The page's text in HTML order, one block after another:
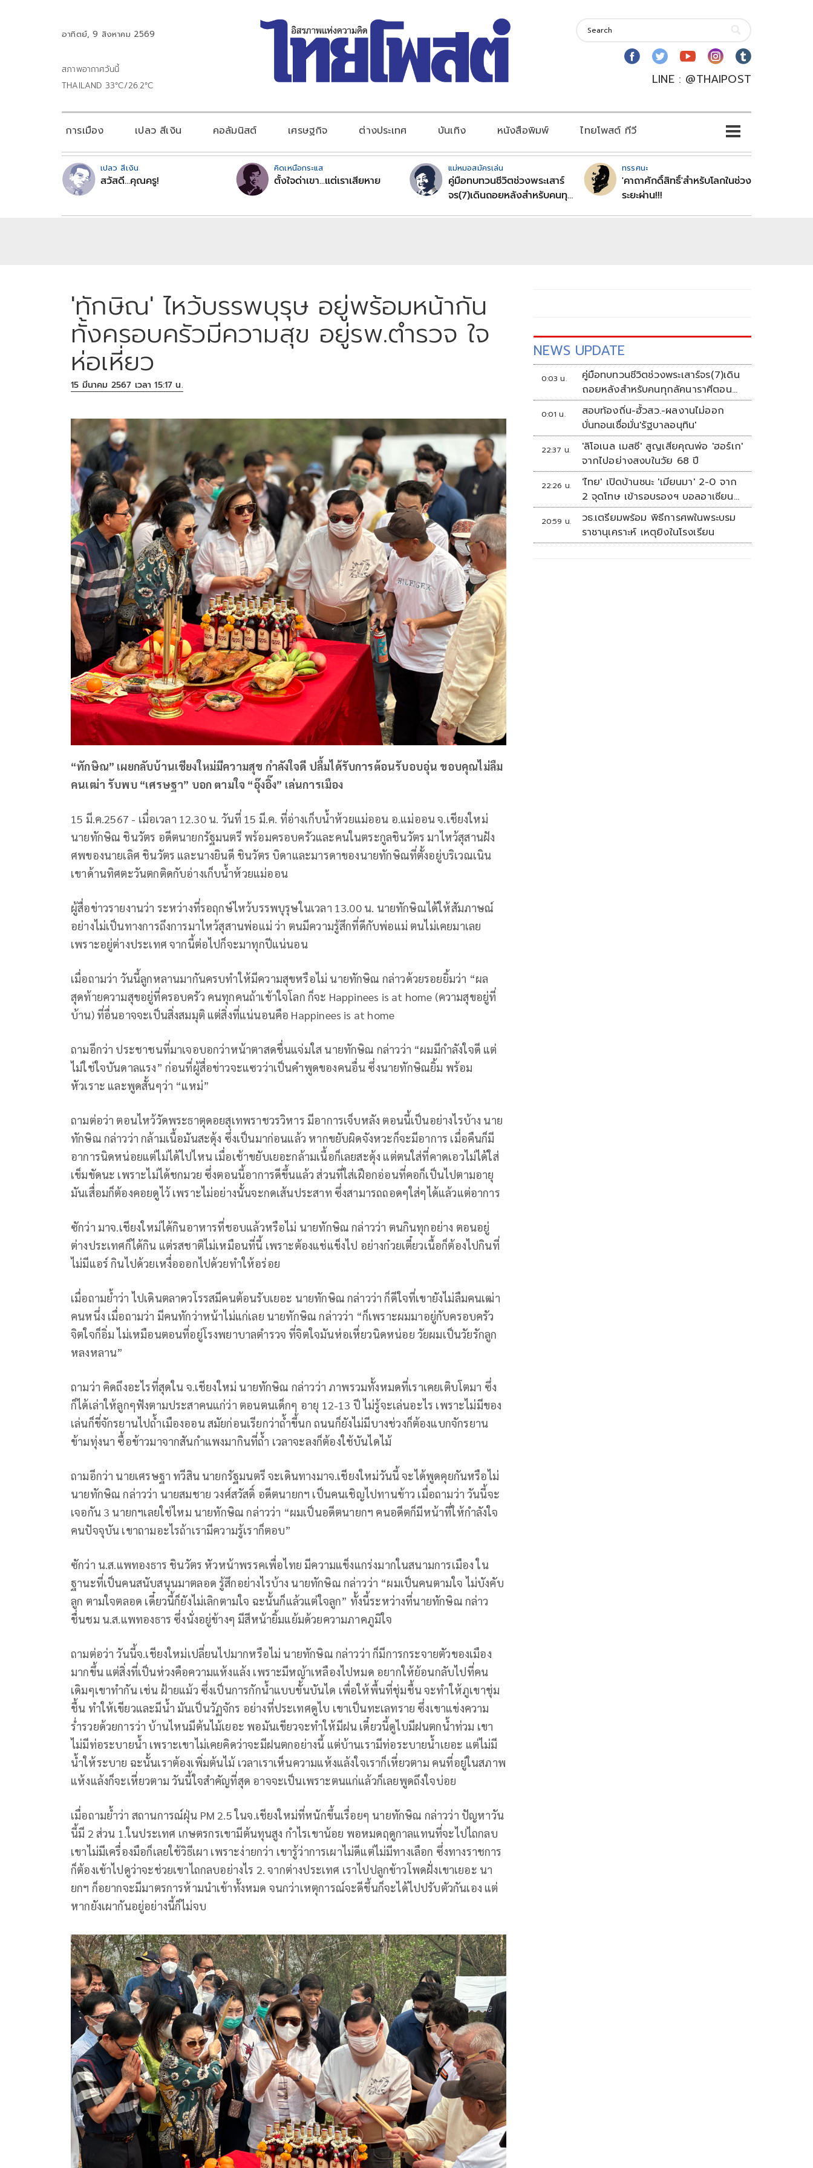
อาทิตย์, 9 สิงหาคม 2569
สภาพอากาศวันนี้
THAILAND 33°C/26.2°C
LINE : @THAIPOST
การเมือง เปลว สีเงิน คอลัมนิสต์ เศรษฐกิจ ต่างประเทศ บันเทิง หนังสือพิมพ์ ไทยโพสต์ ทีวี
เปลว สีเงิน
สวัสดี...คุณครู!
คิดเหนือกระแส
ตั้งใจด่าเขา...แต่เราเสียหาย
แม่หมอสมัครเล่น
คู่มือทบทวนชีวิตช่วงพระเสาร์
จร(7)เดินถอยหลังสำหรับคนทุก
ทรรศนะ
'คาถาศักดิ์สิทธิ์'สำหรับโลกในช่วง
ระยะผ่าน!!!
'ทักษิณ' ไหว้บรรพบุรุษ อยู่พร้อมหน้ากัน
ทั้งครอบครัวมีความสุข อยู่รพ.ตำรวจ ใจ
ห่อเหี่ยว
15 มีนาคม 2567 เวลา 15:17 น.
“ทักษิณ” เผยกลับบ้านเชียงใหม่มีความสุข กำลังใจดี ปลื้มได้รับการต้อนรับอบอุ่น ขอบคุณไม่ลืม
คนเฒ่า รับพบ “เศรษฐา” บอก ตามใจ “อุ๊งอิ๊ง” เล่นการเมือง
15 มี.ค.2567 - เมื่อเวลา 12.30 น. วันที่ 15 มี.ค. ที่อ่างเก็บน้ำห้วยแม่ออน อ.แม่ออน จ.เชียงใหม่
นายทักษิณ ชินวัตร อดีตนายกรัฐมนตรี พร้อมครอบครัวและคนในตระกูลชินวัตร มาไหว้สุสานฝัง
ศพของนายเลิศ ชินวัตร และนางยินดี ชินวัตร บิดาและมารดาของนายทักษิณที่ตั้งอยู่บริเวณเนิน
เขาด้านทิศตะวันตกติดกับอ่างเก็บน้ำห้วยแม่ออน
ผู้สื่อข่าวรายงานว่า ระหว่างที่รอฤกษ์ไหว้บรรพบุรุษในเวลา 13.00 น. นายทักษิณได้ให้สัมภาษณ์
อย่างไม่เป็นทางการถึงการมาไหว้สุสานพ่อแม่ ว่า ตนมีความรู้สึกที่ดีกับพ่อแม่ ตนไม่เคยมาเลย
เพราะอยู่ต่างประเทศ จากนี้ต่อไปก็จะมาทุกปีแน่นอน
เมื่อถามว่า วันนี้ลูกหลานมากันครบทำให้มีความสุขหรือไม่ นายทักษิณ กล่าวด้วยรอยยิ้มว่า “ผล
สุดท้ายความสุขอยู่ที่ครอบครัว คนทุกคนถ้าเข้าใจโลก ก็จะ Happinees is at home (ความสุขอยู่ที่
บ้าน) ที่อื่นอาจจะเป็นสิ่งสมมุติ แต่สิ่งที่แน่นอนคือ Happinees is at home
ถามอีกว่า ประชาชนที่มาเจอบอกว่าหน้าตาสดชื่นแจ่มใส นายทักษิณ กล่าวว่า “ผมมีกำลังใจดี แต่
ไม่ใช่ใจบันดาลแรง” ก่อนที่ผู้สื่อข่าวจะแซวว่าเป็นคำพูดของคนอื่น ซึ่งนายทักษิณยิ้ม พร้อม
หัวเราะ และพูดสั้นๆว่า “แหม่”
ถามต่อว่า ตอนไหว้วัดพระธาตุดอยสุเทพราชวรวิหาร มีอาการเจ็บหลัง ตอนนี้เป็นอย่างไรบ้าง นาย
ทักษิณ กล่าวว่า กล้ามเนื้อมันสะดุ้ง ซึ่งเป็นมาก่อนแล้ว หากขยับผิดจังหวะก็จะมีอาการ เมื่อคืนก็มี
อาการนิดหน่อยแต่ไม่ได้ไปไหน เมื่อเช้าขยับเยอะกล้ามเนื้อก็เลยสะดุ้ง แต่ตนใส่ที่คาดเอวไม่ได้ใส่
เข็มขัดนะ เพราะไม่ได้ชกมวย ซึ่งตอนนี้อาการดีขึ้นแล้ว ส่วนที่ใส่เฝือกอ่อนที่คอก็เป็นไปตามอายุ
มันเสื่อมก็ต้องคอยดูไว้ เพราะไม่อย่างนั้นจะกดเส้นประสาท ซึ่งสามารถถอดๆใส่ๆได้แล้วแต่อาการ
ซักว่า มาจ.เชียงใหม่ได้กินอาหารที่ชอบแล้วหรือไม่ นายทักษิณ กล่าวว่า ตนกินทุกอย่าง ตอนอยู่
ต่างประเทศก็ได้กิน แต่รสชาติไม่เหมือนที่นี้ เพราะต้องแช่แข็งไป อย่างก๋วยเตี๋ยวเนื้อก็ต้องไปกินที่
ไม่มีแอร์ กินไปด้วยเหงื่อออกไปด้วยทำให้อร่อย
เมื่อถามย้ำว่า ไปเดินตลาดวโรรสมีคนต้อนรับเยอะ นายทักษิณ กล่าวว่า ก็ดีใจที่เขายังไม่ลืมคนเฒ่า
คนหนึ่ง เมื่อถามว่า มีคนทักว่าหน้าไม่แก่เลย นายทักษิณ กล่าวว่า “ก็เพราะผมมาอยู่กับครอบครัว
จิตใจก็อิ่ม ไม่เหมือนตอนที่อยู่โรงพยาบาลตำรวจ ที่จิตใจมันห่อเหี่ยวนิดหน่อย วัยผมเป็นวัยรักลูก
หลงหลาน”
ถามว่า คิดถึงอะไรที่สุดใน จ.เชียงใหม่ นายทักษิณ กล่าวว่า ภาพรวมทั้งหมดที่เราเคยเติบโตมา ซึ่ง
ก็ได้เล่าให้ลูกๆฟังตามประสาคนแก่ว่า ตอนตนเด็กๆ อายุ 12-13 ปี ไม่รู้จะเล่นอะไร เพราะไม่มีของ
เล่นก็ขี่จักรยานไปถ้ำเมืองออน สมัยก่อนเรียกว่าถ้ำขี้นก ถนนก็ยังไม่มีบางช่วงก็ต้องแบกจักรยาน
ข้ามทุ่งนา ซื้อข้าวมาจากสันกำแพงมากินที่ถ้ำ เวลาจะลงก็ต้องใช้บันไดไม้
ถามอีกว่า นายเศรษฐา ทวีสิน นายกรัฐมนตรี จะเดินทางมาจ.เชียงใหม่วันนี้ จะได้พูดคุยกันหรือไม่
นายทักษิณ กล่าวว่า นายสมชาย วงศ์สวัสดิ์ อดีตนายกฯ เป็นคนเชิญไปทานข้าว เมื่อถามว่า วันนี้จะ
เจอกัน 3 นายกฯเลยใช่ไหม นายทักษิณ กล่าวว่า “ผมเป็นอดีตนายกฯ คนอดีตก็มีหน้าที่ให้กำลังใจ
คนปัจจุบัน เขาถามอะไรถ้าเรามีความรู้เราก็ตอบ”
ซักว่า น.ส.แพทองธาร ชินวัตร หัวหน้าพรรคเพื่อไทย มีความแข็งแกร่งมากในสนามการเมือง ใน
ฐานะที่เป็นคนสนับสนุนมาตลอด รู้สึกอย่างไรบ้าง นายทักษิณ กล่าวว่า “ผมเป็นคนตามใจ ไม่บังคับ
ลูก ตามใจตลอด เดี๋ยวนี้ก็ยังไม่เลิกตามใจ ฉะนั้นก็แล้วแต่ใจลูก” ทั้งนี้ระหว่างที่นายทักษิณ กล่าว
ชื่นชม น.ส.แพทองธาร ซึ่งนั่งอยู่ข้างๆ มีสีหน้ายิ้มแย้มด้วยความภาคภูมิใจ
ถามต่อว่า วันนี้จ.เชียงใหม่เปลี่ยนไปมากหรือไม่ นายทักษิณ กล่าวว่า ก็มีการกระจายตัวของเมือง
มากขึ้น แต่สิ่งที่เป็นห่วงคือความแห้งแล้ง เพราะมีหญ้าเหลืองไปหมด อยากให้ย้อนกลับไปที่คน
เดิมๆเขาทำกัน เช่น ฝ้ายแม้ว ซึ่งเป็นการกักน้ำแบบขั้นบันได เพื่อให้พื้นที่ชุ่มชื้น จะทำให้ภูเขาชุ่ม
ชื้น ทำให้เขียวและมีน้ำ มันเป็นวัฏจักร อย่างที่ประเทศดูไบ เขาเป็นทะเลทราย ซึ่งเขาแข่งความ
ร่ำรวยด้วยการว่า บ้านไหนมีต้นไม้เยอะ พอมันเขียวจะทำให้มีฝน เดี๋ยวนี้ดูไบมีฝนตกน้ำท่วม เขา
ไม่มีท่อระบายน้ำ เพราะเขาไม่เคยคิดว่าจะมีฝนตกอย่างนี้ แต่บ้านเรามีท่อระบายน้ำเยอะ แต่ไม่มี
น้ำให้ระบาย ฉะนั้นเราต้องเพิ่มต้นไม้ เวลาเราเห็นความแห้งแล้งใจเราก็เหี่ยวตาม คนที่อยู่ในสภาพ
แห้งแล้งก็จะเหี่ยวตาม วันนี้ใจสำคัญที่สุด อาจจะเป็นเพราะตนแก่แล้วก็เลยพูดถึงใจบ่อย
เมื่อถามย้ำว่า สถานการณ์ฝุ่น PM 2.5 ในจ.เชียงใหม่ที่หนักขึ้นเรื่อยๆ นายทักษิณ กล่าวว่า ปัญหาวัน
นี้มี 2 ส่วน 1.ในประเทศ เกษตรกรเขามีต้นทุนสูง กำไรเขาน้อย พอหมดฤดูกาลแทนที่จะไปไถกลบ
เขาไม่มีเครื่องมือก็เลยใช้วิธีเผา เพราะง่ายกว่า เขารู้ว่าการเผาไม่ดีแต่ไม่มีทางเลือก ซึ่งทางราชการ
ก็ต้องเข้าไปดูว่าจะช่วยเขาไถกลบอย่างไร 2. จากต่างประเทศ เราไปปลูกข้าวโพดฝั่งเขาเยอะ นา
ยกฯ ก็อยากจะมีมาตรการห้ามนำเข้าทั้งหมด จนกว่าเหตุการณ์จะดีขึ้นก็จะได้ไปปรับตัวกันเอง แต่
หากยังเผากันอยู่อย่างนี้ก็ไม่จบ
NEWS UPDATE
0:03 น.
คู่มือทบทวนชีวิตช่วงพระเสาร์จร(7)เดิน
ถอยหลังสำหรับคนทุกลัคนาราศีตอน
ที่2
0:01 น.
สอบท้องถิ่น-ฮั้วสว.-ผลงานไม่ออก
บั่นทอนเชื่อมั่น'รัฐบาลอนุทิน'
22:37 น.
'ลิโอเนล เมสซี' สูญเสียคุณพ่อ 'ฮอร์เก'
จากไปอย่างสงบในวัย 68 ปี
22:26 น.
'ไทย' เปิดบ้านชนะ 'เมียนมา' 2-0 จาก
2 จุดโทษ เข้ารอบรองฯ บอลอาเซียน
ดวล 'สิงคโปร์'
20:59 น.
วธ.เตรียมพร้อม พิธีการศพในพระบรม
ราชานุเคราะห์ เหตุยิงในโรงเรียน